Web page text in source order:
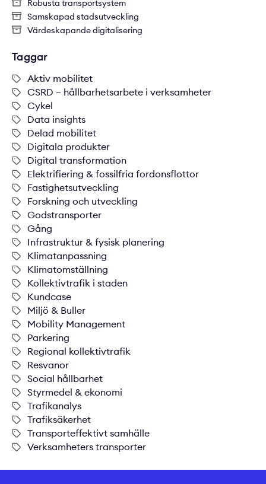
Robusta transportsystem
Samskapad stadsutveckling
Värdeskapande digitalisering
Taggar
Aktiv mobilitet
CSRD – hållbarhetsarbete i verksamheter
Cykel
Data insights
Delad mobilitet
Digitala produkter
Digital transformation
Elektrifiering & fossilfria fordonsflottor
Fastighetsutveckling
Forskning och utveckling
Godstransporter
Gång
Infrastruktur & fysisk planering
Klimatanpassning
Klimatomställning
Kollektivtrafik i staden
Kundcase
Miljö & Buller
Mobility Management
Parkering
Regional kollektivtrafik
Resvanor
Social hållbarhet
Styrmedel & ekonomi
Trafikanalys
Trafiksäkerhet
Transporteffektivt samhälle
Verksamheters transporter